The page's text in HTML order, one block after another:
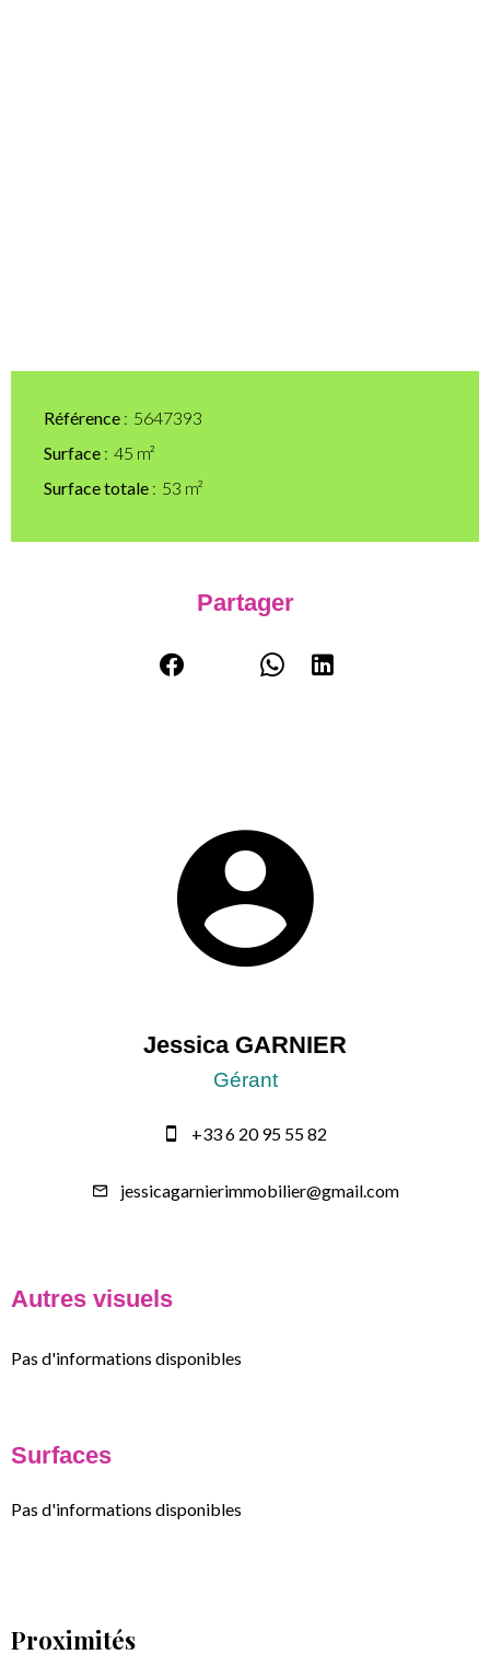
Référence
5647393
Surface
45 m²
Surface totale
53 m²
Partager
Jessica GARNIER
Gérant
+33 6 20 95 55 82
jessicagarnierimmobilier@gmail.com
Autres visuels
Pas d'informations disponibles
Surfaces
Pas d'informations disponibles
Proximités